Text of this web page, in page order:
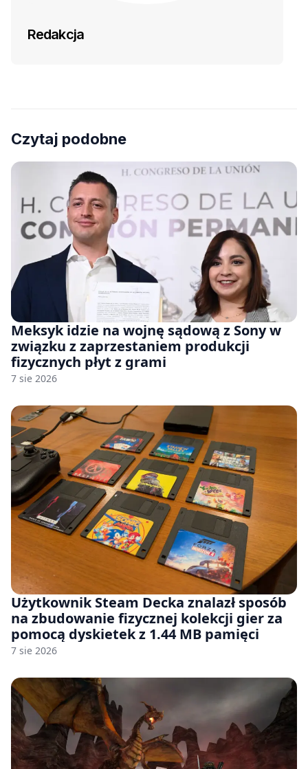
Redakcja
Czytaj podobne
Meksyk idzie na wojnę sądową z Sony w
związku z zaprzestaniem produkcji
fizycznych płyt z grami
7 sie 2026
Użytkownik Steam Decka znalazł sposób
na zbudowanie fizycznej kolekcji gier za
pomocą dyskietek z 1.44 MB pamięci
7 sie 2026